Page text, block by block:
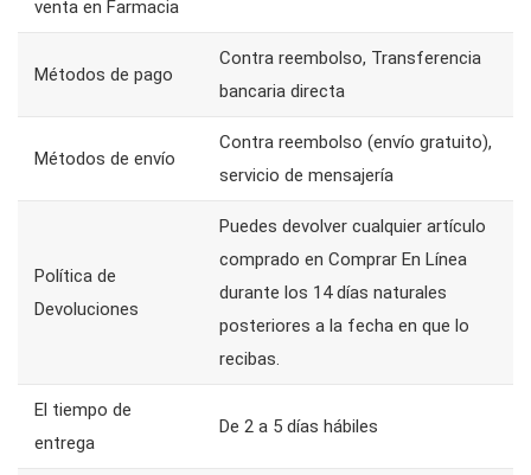
venta en Farmacia
Métodos de pago
Contra reembolso, Transferencia
bancaria directa
Métodos de envío
Contra reembolso (envío gratuito),
servicio de mensajería
Política de
Devoluciones
Puedes devolver cualquier artículo
comprado en Comprar En Línea
durante los 14 días naturales
posteriores a la fecha en que lo
recibas.
El tiempo de
entrega
De 2 a 5 días hábiles